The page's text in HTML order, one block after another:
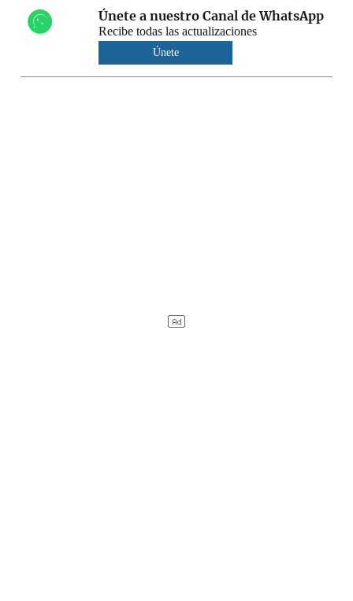
Únete a nuestro Canal de WhatsApp
Recibe todas las actualizaciones
Únete